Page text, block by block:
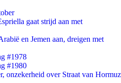
gaat strijd aan met
en Jemen aan, dreigen met
#1978
#1980
onzekerheid over Straat van Hormuz